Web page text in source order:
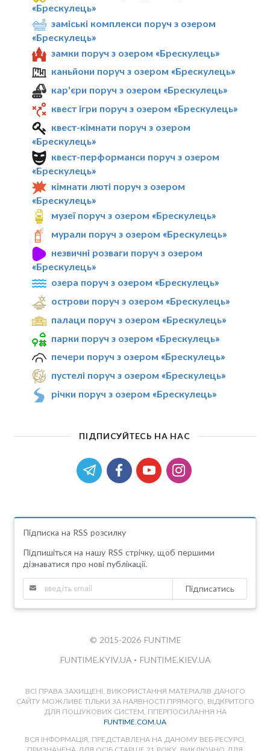
«Брескулeць»
заміські комплекси поруч з озером
«Брескулeць»
замки поруч з озером «Брескулeць»
каньйони поруч з озером «Брескулeць»
кар'єри поруч з озером «Брескулeць»
квест ігри поруч з озером «Брескулeць»
квест-кімнати поруч з озером
«Брескулeць»
квест-перформанси поруч з озером
«Брескулeць»
кімнати люті поруч з озером
«Брескулeць»
музеї поруч з озером «Брескулeць»
мурали поруч з озером «Брескулeць»
незвичні розваги поруч з озером
«Брескулeць»
озера поруч з озером «Брескулeць»
острови поруч з озером «Брескулeць»
палаци поруч з озером «Брескулeць»
парки поруч з озером «Брескулeць»
печери поруч з озером «Брескулeць»
пустелі поруч з озером «Брескулeць»
річки поруч з озером «Брескулeць»
ПІДПИСУЙТЕСЬ НА НАС
Підписка на RSS розсилку
Підпишіться на нашу RSS стрічку, щоб першими
дізнаватися про нові публікації.
Підписатись
© 2015-2026 FUNTIME
FUNTIME.KYIV.UA • FUNTIME.KIEV.UA
ВСІ ПРАВА ЗАХИЩЕНІ. ВИКОРИСТАННЯ МАТЕРІАЛІВ ДАНОГО
САЙТУ МОЖЛИВЕ ТІЛЬКИ ЗА НАЯВНОСТІ ПРЯМОГО, ВІДКРИТОГО
ДЛЯ ПОШУКОВИХ СИСТЕМ, ГІПЕРПОСИЛАННЯ НА
FUNTIME.COM.UA
ВСЯ ІНФОРМАЦІЯ, ПРЕДСТАВЛЕНА НА ДАНОМУ ВЕБ-РЕСУРСІ,
ПРИЗНАЧЕНА ДЛЯ ОСІБ СТАРШЕ 21 РОКУ, ВИКЛЮЧНО ДЛЯ